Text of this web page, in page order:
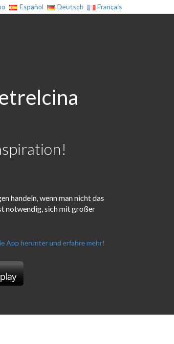
Español Deutsch Français
handeln, wenn man nicht das
notwendig, sich mit großer
App herunter und erfahre mehr!